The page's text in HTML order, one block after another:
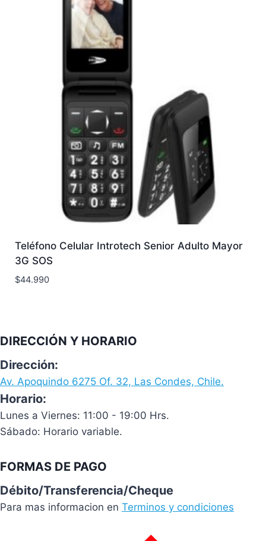
Teléfono Celular Introtech Senior Adulto Mayor
3G SOS
$44.990
DIRECCIÓN Y HORARIO
Dirección:
Av. Apoquindo 6275 Of. 32, Las Condes, Chile.
Horario:
Lunes a Viernes: 11:00 - 19:00 Hrs.
Sábado: Horario variable.
FORMAS DE PAGO
Débito/Transferencia/Cheque
Para mas informacion en Terminos y condiciones